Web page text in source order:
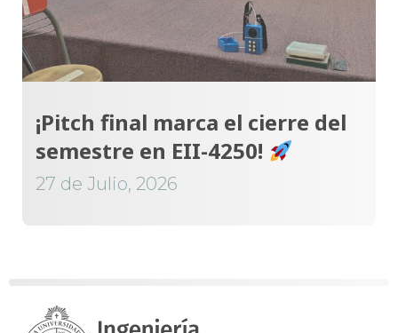
¡Pitch final marca el cierre del
semestre en EII-4250!
27 de Julio, 2026